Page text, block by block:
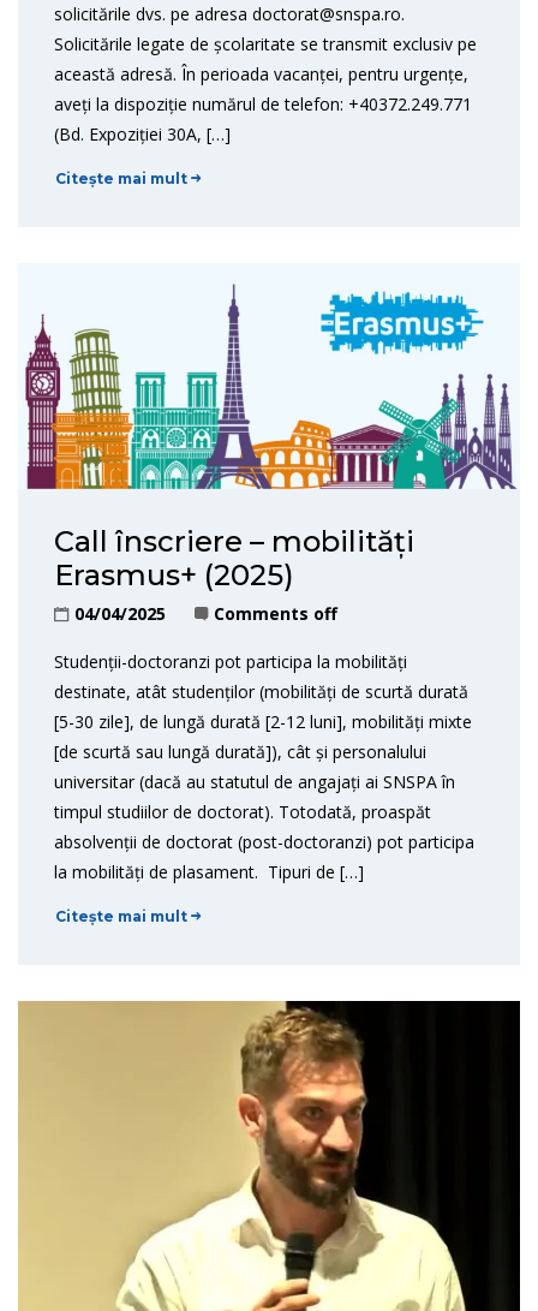
solicitările dvs. pe adresa doctorat@snspa.ro.
Solicitările legate de școlaritate se transmit exclusiv pe
această adresă. În perioada vacanței, pentru urgențe,
aveți la dispoziție numărul de telefon: +40372.249.771
(Bd. Expoziției 30A, […]
Citește mai mult
Call înscriere – mobilități
Erasmus+ (2025)
04/04/2025 Comments off
Studenții-doctoranzi pot participa la mobilități
destinate, atât studenților (mobilități de scurtă durată
[5-30 zile], de lungă durată [2-12 luni], mobilități mixte
[de scurtă sau lungă durată]), cât și personalului
universitar (dacă au statutul de angajați ai SNSPA în
timpul studiilor de doctorat). Totodată, proaspăt
absolvenții de doctorat (post-doctoranzi) pot participa
la mobilități de plasament. Tipuri de […]
Citește mai mult